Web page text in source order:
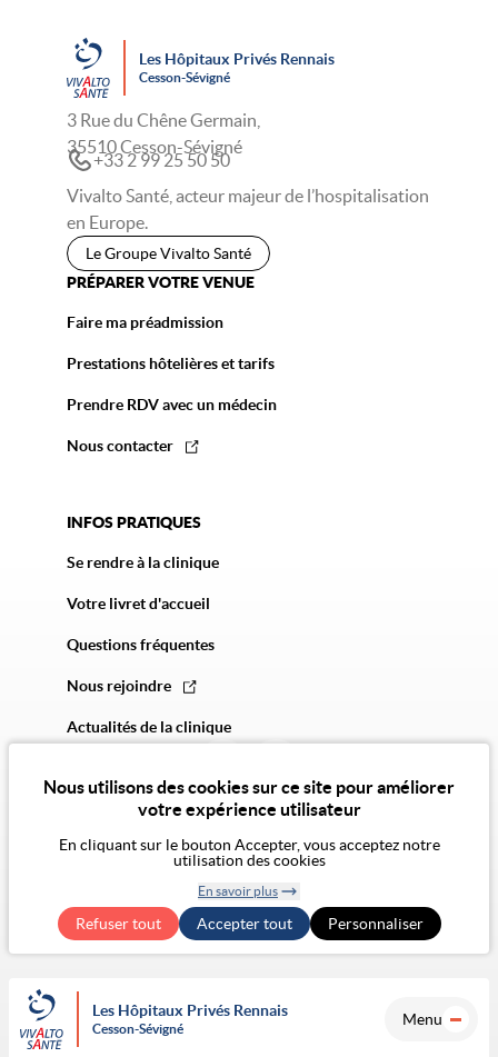
Nous utilisons des cookies sur ce site pour améliorer
votre expérience utilisateur
En cliquant sur le bouton Accepter, vous acceptez notre
utilisation des cookies
En savoir plus
Refuser tout Accepter tout
Retirer le
consentementPersonnaliser
Les Hôpitaux Privés Rennais
Cesson-Sévigné
Menu
Les Hôpitaux Privés Rennais
Cesson-Sévigné
3 Rue du Chêne Germain,
35510 Cesson-Sévigné
+33 2 99 25 50 50
Vivalto Santé, acteur majeur de l’hospitalisation
en Europe.
Le Groupe Vivalto Santé
PRÉPARER VOTRE VENUE
Faire ma préadmission
Prestations hôtelières et tarifs
Prendre RDV avec un médecin
Nous contacter
INFOS PRATIQUES
Se rendre à la clinique
Votre livret d'accueil
Questions fréquentes
Nous rejoindre
Actualités de la clinique
Politique de confidentialitéPolitique des cookies
Exercer mes droits RGPD
Accessibilité Numérique : non conforme